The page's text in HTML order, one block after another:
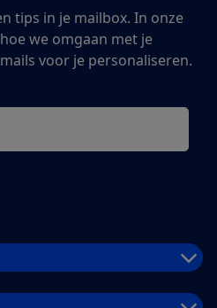
tips in je mailbox. In onze
we omgaan met je
voor je personaliseren.